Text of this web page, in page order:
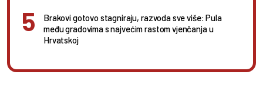
Brakovi gotovo stagniraju, razvoda sve više: Pula
među gradovima s najvećim rastom vjenčanja u
Hrvatskoj